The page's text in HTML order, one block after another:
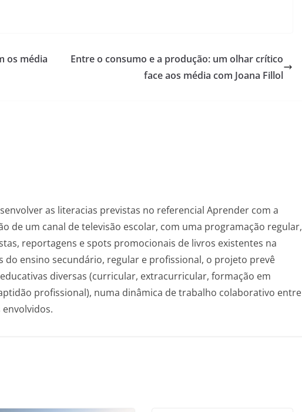
os média
Entre o consumo e a produção: um olhar crítico
face aos média com Joana Fillol
as literacias previstas no referencial Aprender com a
de um canal de televisão escolar, com uma programação regular,
reportagens e spots promocionais de livros existentes na
do ensino secundário, regular e profissional, o projeto prevê
diversas (curricular, extracurricular, formação em
profissional), numa dinâmica de trabalho colaborativo entre